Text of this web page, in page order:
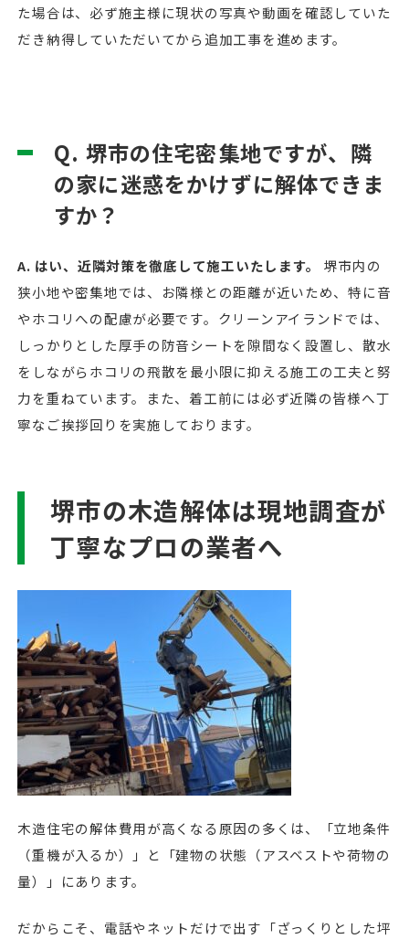
た場合は、必ず施主様に現状の写真や動画を確認していた
だき納得していただいてから追加工事を進めます。
Q. 堺市の住宅密集地ですが、隣
の家に迷惑をかけずに解体できま
すか？
A. はい、近隣対策を徹底して施工いたします。
堺市内の
狭小地や密集地では、お隣様との距離が近いため、特に音
やホコリへの配慮が必要です。クリーンアイランドでは、
しっかりとした厚手の防音シートを隙間なく設置し、散水
をしながらホコリの飛散を最小限に抑える施工の工夫と努
力を重ねています。また、着工前には必ず近隣の皆様へ丁
寧なご挨拶回りを実施しております。
堺市の木造解体は現地調査が
丁寧なプロの業者へ
木造住宅の解体費用が高くなる原因の多くは、「立地条件
（重機が入るか）」と「建物の状態（アスベストや荷物の
量）」にあります。
だからこそ、電話やネットだけで出す「ざっくりとした坪